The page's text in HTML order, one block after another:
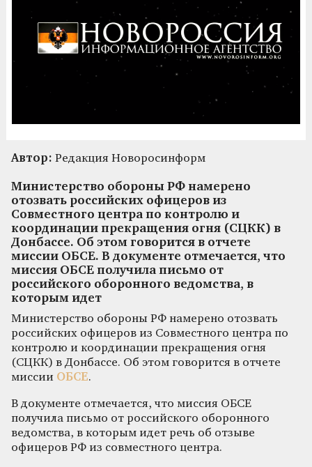
Автор: Редакция Новоросинформ
Министерство обороны РФ намерено
отозвать российских офицеров из
Совместного центра по контролю и
координации прекращения огня (СЦКК) в
Донбассе. Об этом говорится в отчете
миссии ОБСЕ. В документе отмечается, что
миссия ОБСЕ получила письмо от
российского оборонного ведомства, в
которым идет
Министерство обороны РФ намерено отозвать
российских офицеров из Совместного центра по
контролю и координации прекращения огня
(СЦКК) в Донбассе. Об этом говорится в отчете
миссии ОБСЕ.
В документе отмечается, что миссия ОБСЕ
получила письмо от российского оборонного
ведомства, в которым идет речь об отзыве
офицеров РФ из совместного центра.